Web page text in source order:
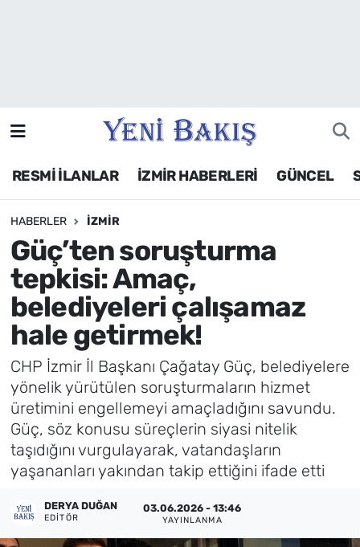
RESMİ İLANLAR İZMİR HABERLERİ GÜNCEL
HABERLER İZMIR
Güç’ten soruşturma
tepkisi: Amaç,
belediyeleri çalışamaz
hale getirmek!
CHP İzmir İl Başkanı Çağatay Güç, belediyelere
yönelik yürütülen soruşturmaların hizmet
üretimini engellemeyi amaçladığını savundu.
Güç, söz konusu süreçlerin siyasi nitelik
taşıdığını vurgulayarak, vatandaşların
yaşananları yakından takip ettiğini ifade etti
DERYA DUĞAN
EDITÖR
03.06.2026 - 13:46
YAYINLANMA
Siyaset
Asayiş / Polis-Adliye
Spor
Magazin
Foto Galeri
Künye
İletişim